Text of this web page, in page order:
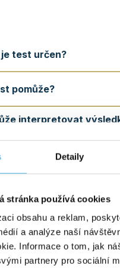
Detaily
stránka používá cookies
obsahu a reklam,
a analýze naší
Informace o tom, jak
partnery pro sociální
je test určen?
pomůže?
interpretovat
proces
si konkrétní test dle